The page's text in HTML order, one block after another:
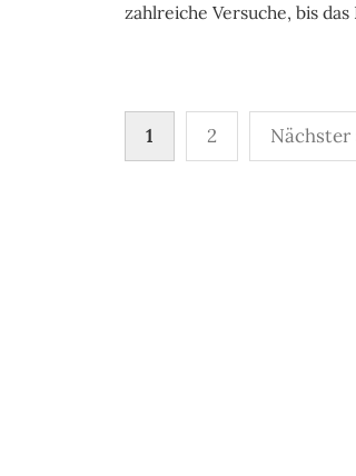
zahlreiche Versuche, bis
1 2 Nächster